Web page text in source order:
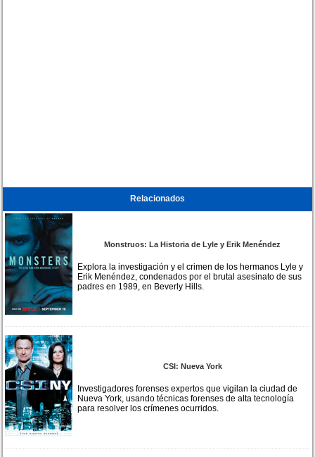
Relacionados
Monstruos: La Historia de Lyle y Erik Menéndez
Explora la investigación y el crimen de los hermanos Lyle y
Erik Menéndez, condenados por el brutal asesinato de sus
padres en 1989, en Beverly Hills.
CSI: Nueva York
Investigadores forenses expertos que vigilan la ciudad de
Nueva York, usando técnicas forenses de alta tecnología
para resolver los crímenes ocurridos.